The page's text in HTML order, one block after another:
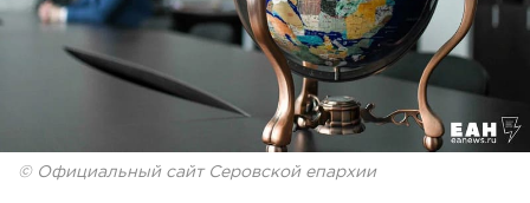
© Официальный сайт Серовской епархии